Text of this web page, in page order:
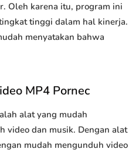
Oleh karena itu, program ini
tinggi dalam hal kinerja.
menyatakan bahwa
MP4 Pornec
alat yang mudah
video dan musik. Dengan alat
mudah mengunduh video